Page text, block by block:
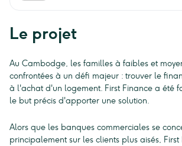
Le projet
Au Cambodge, les familles à faibles et
confrontées à un défi majeur : trouver le
à l'achat d'un logement. First Finance a été
le but précis d'apporter une solution.
Alors que les banques commerciales se
principalement sur les clients plus aisés,